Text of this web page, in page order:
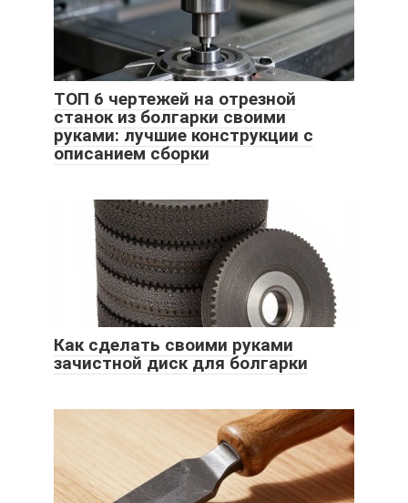
ТОП 6 чертежей на отрезной
станок из болгарки своими
руками: лучшие конструкции с
описанием сборки
Как сделать своими руками
зачистной диск для болгарки